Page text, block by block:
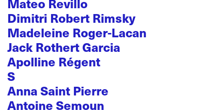
Dimitri Robert Rimsky
Madeleine Roger-Lacan
Jack Rothert Garcia
Apolline Régent
S
Anna Saint Pierre
Antoine Semoun